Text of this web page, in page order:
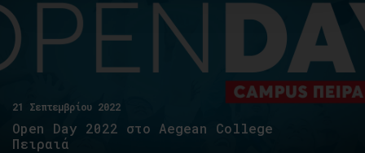
21 Σεπτεμβρίου 2022
Open Day 2022 στο Aegean College
Πειραιά